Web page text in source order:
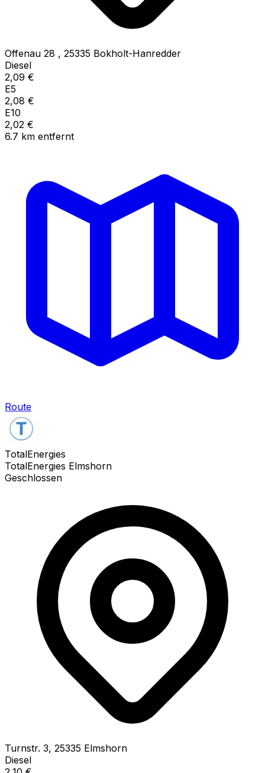
Offenau 28 , 25335 Bokholt-Hanredder
Diesel
2,09 €
E5
2,08 €
E10
2,02 €
6.7 km entfernt
Route
TotalEnergies
TotalEnergies Elmshorn
Geschlossen
Turnstr. 3, 25335 Elmshorn
Diesel